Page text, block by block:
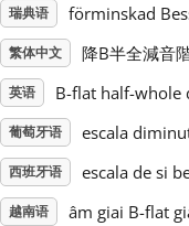
Українська
简体中文
瑞典语 förminskad
繁体中文 降B半全減音
英语 B-flat half-whole
葡萄牙语 escala
西班牙语 escala de si
越南语 âm giai B-flat